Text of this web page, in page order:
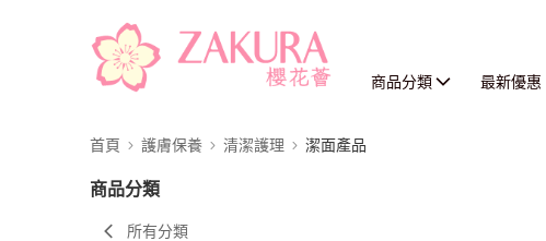
商品分類 最新優惠
首頁 護膚保養 清潔護理 潔面產品
商品分類
所有分類